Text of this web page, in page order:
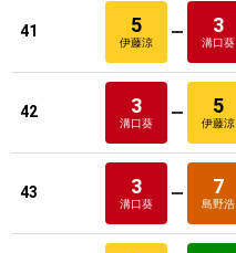
41 5
伊藤涼
3
溝口葵
42 3
溝口葵
5
伊藤涼
43 3
溝口葵
7
島野浩